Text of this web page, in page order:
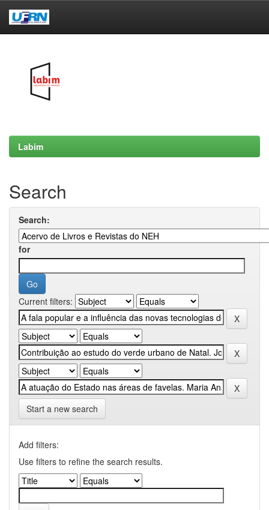
Labim
Search
Search:
for
Current filters:
Start a new search
Add filters:
Use filters to refine the search results.